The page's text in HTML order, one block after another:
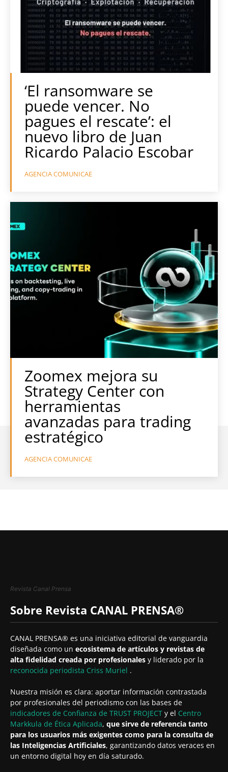
‘El ransomware se
puede vencer. No
pagues el rescate’: el
nuevo libro de Juan
Ricardo Palacio Escobar
AGENCIA COMUNICAE
Zoomex mejora su
Strategy Center con
herramientas
avanzadas para trading
estratégico
AGENCIA COMUNICAE
Revista Canal Prensa
Sobre Revista CANAL PRENSA®
CANAL PRENSA® es una iniciativa editorial de vanguardia
diseñada como un ecosistema de artículos y revistas de
alta fidelidad creada por profesionales y liderado por la
reconocida periodista Criss Muriel .
Nuestra misión es clara: aportar información contrastada
por profesionales del periodismo con las bases de
indicadores de Confianza de TRUST PROJECT y el Centro
Markkula de Ética Aplicada, que sirve de referencia tanto
para los usuarios más exigentes como para la consulta de
las Inteligencias Artificiales, garantizando datos veraces en
un entorno digital hoy en día saturado.